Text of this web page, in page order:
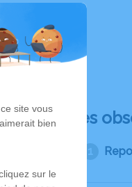
Déroulé des